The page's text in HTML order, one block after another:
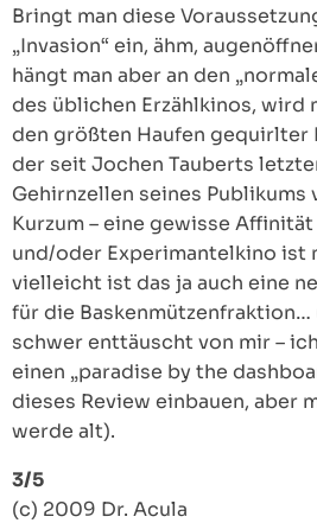
Bringt man diese
„Invasion“ ein, ähm,
hängt man aber an den
des üblichen Erzählkinos, wird
den größten Haufen gequirlter
der seit Jochen Tauberts
Gehirnzellen seines Publikums
Kurzum – eine gewisse
und/oder Experimantelkino ist
vielleicht ist das ja auch eine
für die
schwer enttäuscht von mir –
einen „paradise by the
dieses Review einbauen, aber
werde alt).
3/5
(c) 2009 Dr. Acula